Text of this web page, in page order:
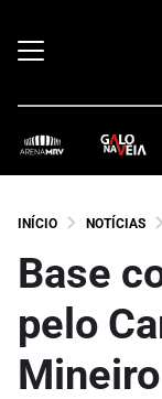
INÍCIO NOTÍCIAS
Base
pelo
Mineiro